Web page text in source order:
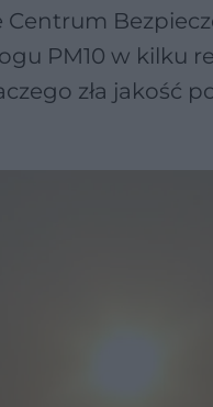
Centrum
PM10 w kilku
zła jakość